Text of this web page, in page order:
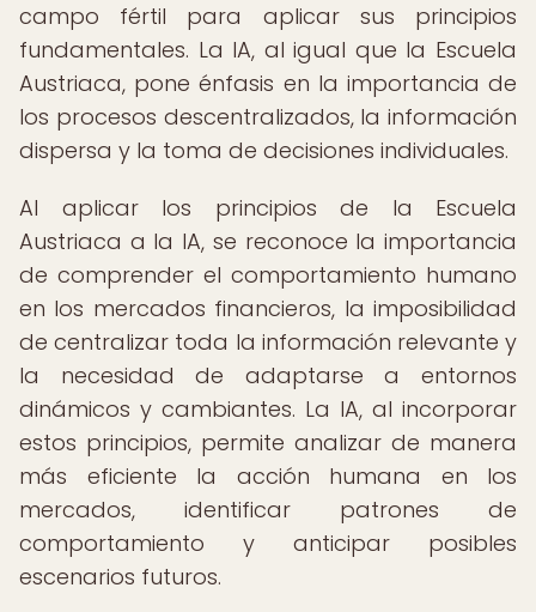
campo fértil para aplicar sus principios
fundamentales. La IA, al igual que la Escuela
Austriaca, pone énfasis en la importancia de
los procesos descentralizados, la información
dispersa y la toma de decisiones individuales.
Al aplicar los principios de la Escuela
Austriaca a la IA, se reconoce la importancia
de comprender el comportamiento humano
en los mercados financieros, la imposibilidad
de centralizar toda la información relevante y
la necesidad de adaptarse a entornos
dinámicos y cambiantes. La IA, al incorporar
estos principios, permite analizar de manera
más eficiente la acción humana en los
mercados, identificar patrones de
comportamiento y anticipar posibles
escenarios futuros.